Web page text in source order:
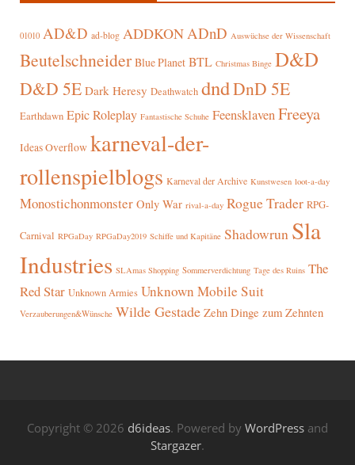
01010 AD&D ad-blog ADDKONADnD Auswüchse der Wissenschaft
Beutelschneider Blue Planet BTL Christmas Binge D&D
D&D 5E Dark Heresy Deathwatch dndDnD 5E
Earthdawn Epic Roleplay Fantastische Schuhe FeensklavenFreeya
Ideas Overflow karneval-der-
rollenspielblogs Karneval der Archive Kunstwesen loot-a-day
Monostichonmonster Only War rival-a-day Rogue Trader RPG-
Carnival RPGaDay RPGaDay2019 Schiffe und Kapitäne Shadowrun Sla
Industries SLAmas Shopping Sommerverdichtung Tage des Ruins The
Red Star Unknown Armies Unknown Mobile Suit
Verzauberungen&Wünsche Wilde Gestade Zehn Dinge zum Zehnten
Copyright © 2026 d6ideas. Powered by WordPress and
Stargazer.